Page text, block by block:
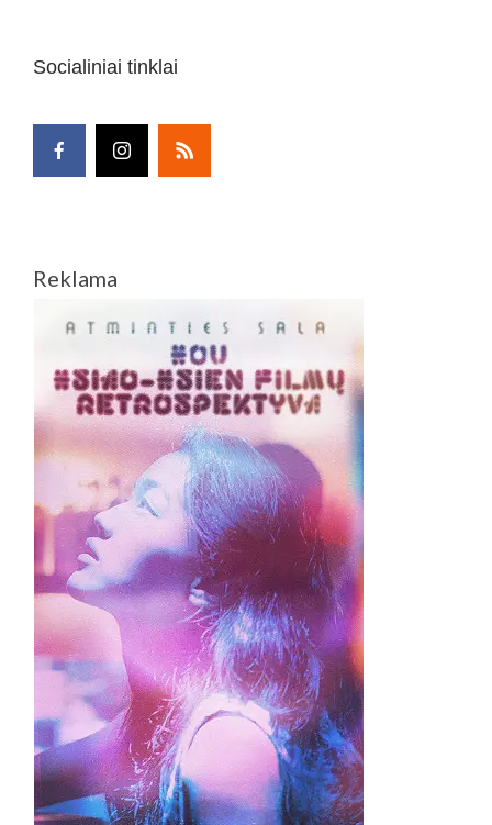
Socialiniai tinklai
Reklama